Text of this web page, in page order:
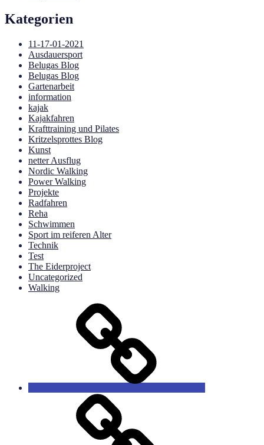
Kategorien
11-17-01-2021
Ausdauersport
Belugas Blog
Belugas Blog
Gartenarbeit
information
kajak
Kajakfahren
Krafttraining und Pilates
Kritzelsprottes Blog
Kunst
netter Ausflug
Nordic Walking
Power Walking
Projekte
Radfahren
Reha
Schwimmen
Sport im reiferen Alter
Technik
Test
The Eiderproject
Uncategorized
Walking